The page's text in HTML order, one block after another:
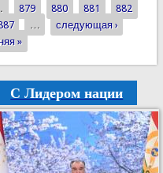
-23 года!
879 880 881
882
…
следующая ›
»
С Лидером нации